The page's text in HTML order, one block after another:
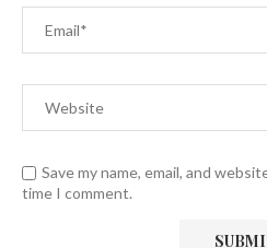
Save my name, email, and
time I comment.